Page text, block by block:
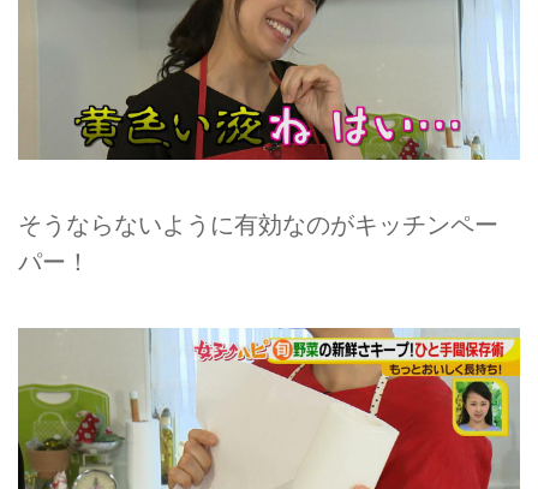
そうならないように有効なのがキッチンペー
パー！